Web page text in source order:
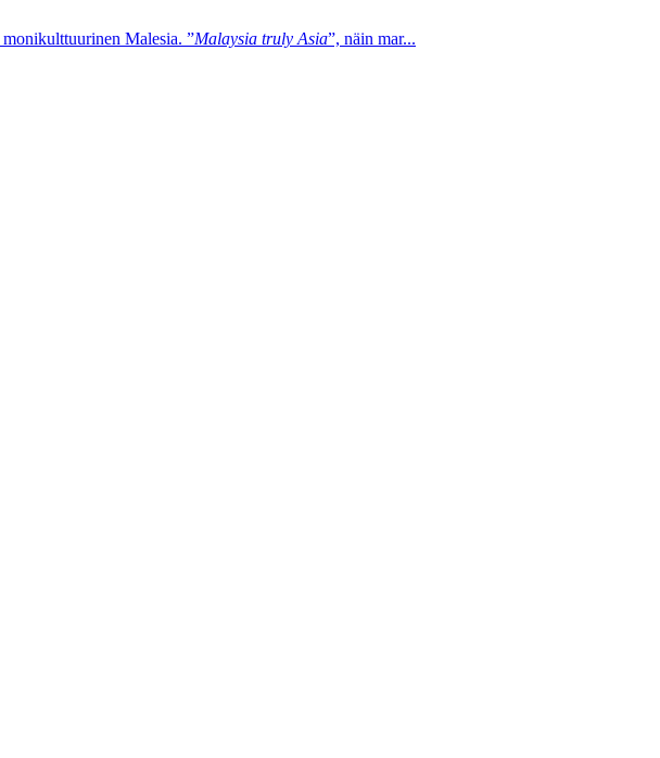
Malesia. ”Malaysia truly Asia”, näin mar...